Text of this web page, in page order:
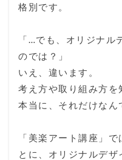
格別です。
「…でも、オリジナル
のでは？」
いえ、違います。
考え方や取り組み方を
本当に、それだけなん
「美楽アート講座」
とに、オリジナルデザ